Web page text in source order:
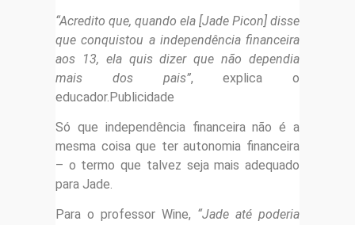
“Acredito que, quando ela [Jade Picon] disse
que conquistou a independência financeira
aos 13, ela quis dizer que não dependia
mais dos pais”, explica o
educador.Publicidade
Só que independência financeira não é a
mesma coisa que ter autonomia financeira
– o termo que talvez seja mais adequado
para Jade.
Para o professor Wine, “Jade até poderia